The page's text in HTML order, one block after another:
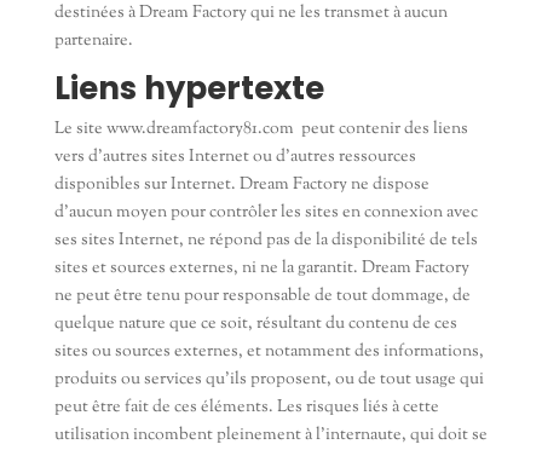
destinées à Dream Factory qui ne les transmet à aucun
partenaire.
Liens hypertexte
Le site www.dreamfactory81.com peut contenir des liens
vers d’autres sites Internet ou d’autres ressources
disponibles sur Internet. Dream Factory ne dispose
d’aucun moyen pour contrôler les sites en connexion avec
ses sites Internet, ne répond pas de la disponibilité de tels
sites et sources externes, ni ne la garantit. Dream Factory
ne peut être tenu pour responsable de tout dommage, de
quelque nature que ce soit, résultant du contenu de ces
sites ou sources externes, et notamment des informations,
produits ou services qu’ils proposent, ou de tout usage qui
peut être fait de ces éléments. Les risques liés à cette
utilisation incombent pleinement à l’internaute, qui doit se